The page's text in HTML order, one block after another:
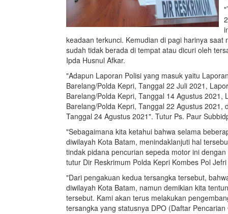
keadaan terkunci. Kemudian di pagi harinya
sudah tidak berada di tempat atau dicuri oleh
Ipda Husnul Afkar.
"Adapun Laporan Polisi yang masuk yaitu
Barelang/Polda Kepri, Tanggal 22 Juli 2021,
Barelang/Polda Kepri, Tanggal 14 Agustus
Barelang/Polda Kepri, Tanggal 22 Agustus
Tanggal 24 Agustus 2021". Tutur Ps. Paur
"Sebagaimana kita ketahui bahwa selama
diwilayah Kota Batam, menindaklanjuti hal
tindak pidana pencurian sepeda motor ini
tutur Dir Reskrimum Polda Kepri Kombes Pol
"Dari pengakuan kedua tersangka tersebut,
diwilayah Kota Batam, namun demikian kita
tersebut. Kami akan terus melakukan
tersangka yang statusnya DPO (Daftar